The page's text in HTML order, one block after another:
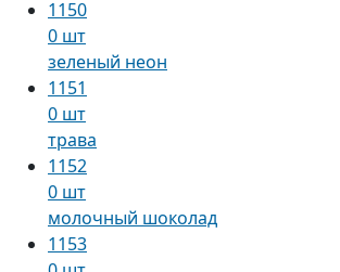
1150
0 шт
зеленый неон
1151
0 шт
трава
1152
0 шт
молочный шоколад
1153